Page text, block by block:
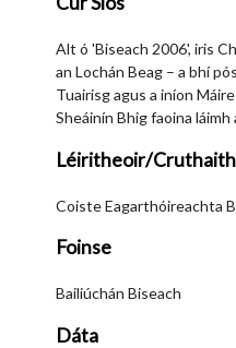
Alt ó 'Biseach 2006', iris
an Lochán Beag – a bhí
Tuairisg agus a iníon
Sheáinín Bhig faoina
Léiritheoir/
Coiste Eagarthóireachta
Foinse
Bailiúchán Biseach
Dáta